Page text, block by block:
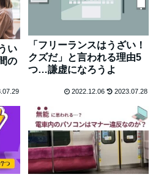
い
の
「フリーランスはうざい！
クズだ」と言われる理由5
つ…謙虚になろうよ
2022.12.06 2023.07.28